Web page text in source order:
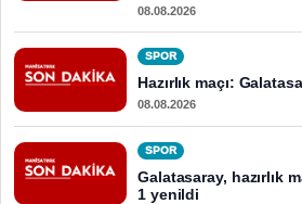
08.08.2026
SPOR
Hazırlık maçı:
08.08.2026
SPOR
Galatasaray, hazırlık
1 yenildi